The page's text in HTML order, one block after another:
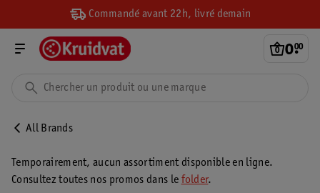
Commandé avant 22h, livré demain
0.
00
All Brands
Temporairement, aucun assortiment disponible en ligne.
Consultez toutes nos promos dans le folder.